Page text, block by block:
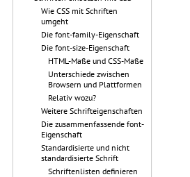
Wie CSS mit Schriften
umgeht
Die font-family-Eigenschaft
Die font-size-Eigenschaft
HTML-Maße und CSS-Maße
Unterschiede zwischen
Browsern und Plattformen
Relativ wozu?
Weitere Schrifteigenschaften
Die zusammenfassende font-
Eigenschaft
Standardisierte und nicht
standardisierte Schrift
Schriftenlisten definieren